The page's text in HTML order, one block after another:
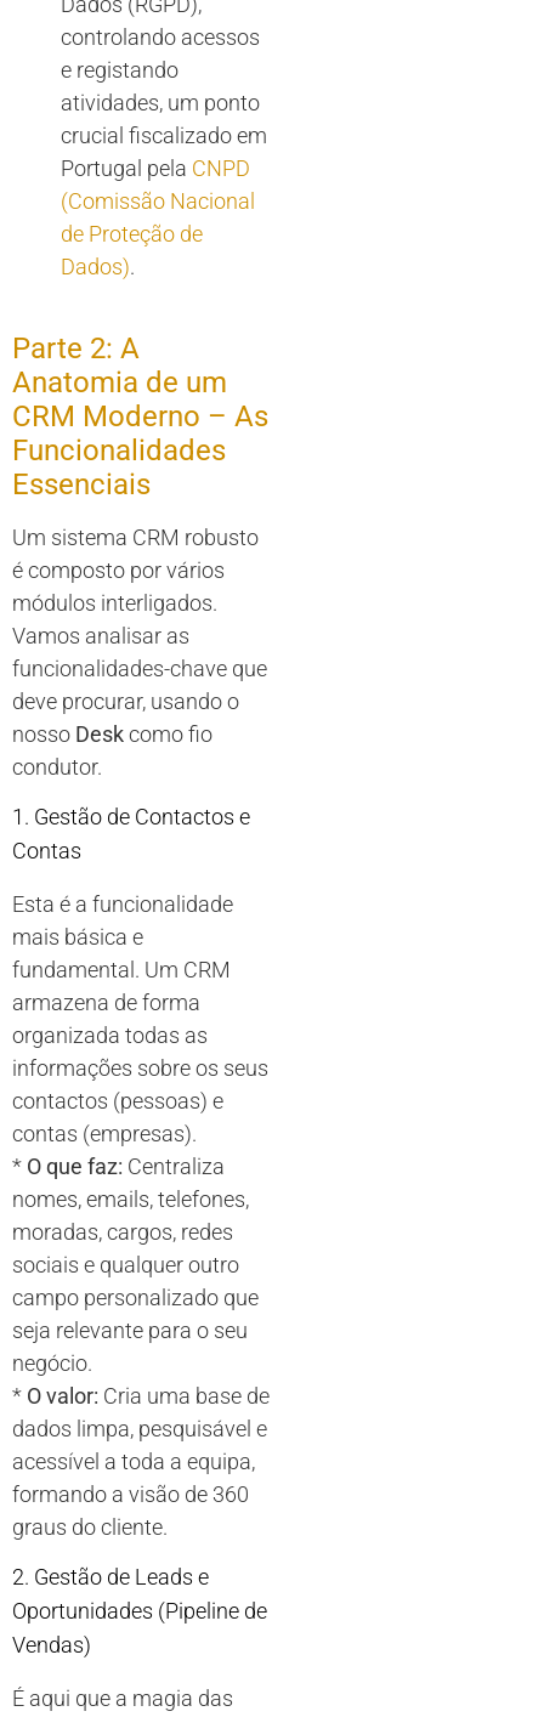
controlando acessos
e registando
atividades, um ponto
crucial fiscalizado em
Portugal pela CNPD
(Comissão Nacional
de Proteção de
Dados).
Parte 2: A
Anatomia de um
CRM Moderno – As
Funcionalidades
Essenciais
Um sistema CRM robusto
é composto por vários
módulos interligados.
Vamos analisar as
funcionalidades-chave que
deve procurar, usando o
nosso Deskcomo fio
condutor.
1. Gestão de Contactos e
Contas
Esta é a funcionalidade
mais básica e
fundamental. Um CRM
armazena de forma
organizada todas as
informações sobre os seus
contactos (pessoas) e
contas (empresas).
* O que faz: Centraliza
nomes, emails, telefones,
moradas, cargos, redes
sociais e qualquer outro
campo personalizado que
seja relevante para o seu
negócio.
* O valor: Cria uma base de
dados limpa, pesquisável e
acessível a toda a equipa,
formando a visão de 360
graus do cliente.
2. Gestão de Leads e
Oportunidades (Pipeline de
Vendas)
É aqui que a magia das